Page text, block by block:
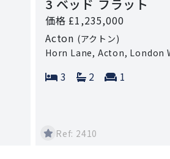
3 ベッド フラット
価格 £1,235,000
Acton (アクトン)
Horn Lane, Acton, London
Bedrooms:
3 Bathrooms:
2 Reception
1
Ref: 2410